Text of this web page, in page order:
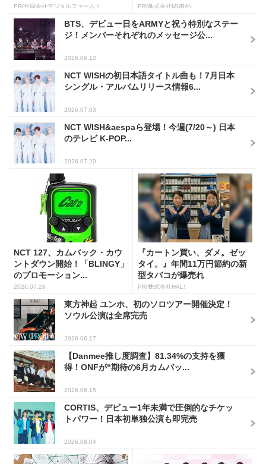
PR(合同会社デジタルファーム ) PR(株式会社MURA)
BTS、デビュー日をARMYと祝う特別なステー
ジ！メンバーそれぞれのメッセージ公...
2026.06.12
NCT WISHの初日本語タイトル曲も！7月日本
シングル・アルバムリリース情報6...
2026.07.03
NCT WISH&aespaら登場！今週(7/20～) 日本
のテレビ K-POP...
2026.07.20
NCT 127、カムバック・カウ
ントダウン開始！「BLINGY」
のプロモーション...
2026.07.29
『カートン買い、ダメ。ゼッ
タイ。』年間11万円節約の新
型タバコが爆売れ
PR(株式会社HAL)
東方神起 ユンホ、初のソロツアー開催決定！
ソウル公演は全席完売
2026.06.17
【Danmee推し度調査】81.34%の支持を獲
得！ONFが“期待の6月カムバッ...
2026.06.15
CORTIS、デビュー1年未満で圧倒的なチケッ
トパワー！日本初単独公演も即完売
2026.08.04